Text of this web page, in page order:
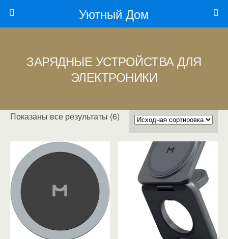
Уютный Дом
ЗАРЯДНЫЕ УСТРОЙСТВА ДЛЯ
ЭЛЕКТРОНИКИ
Показаны все результаты (6)